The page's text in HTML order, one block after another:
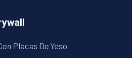
Placas De Yeso